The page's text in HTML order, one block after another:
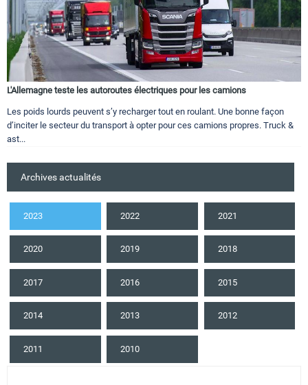
L'Allemagne teste les autoroutes électriques pour les camions
Les poids lourds peuvent s’y recharger tout en roulant. Une bonne façon
d’inciter le secteur du transport à opter pour ces camions propres. Truck &
ast...
Archives actualités
2023 2022 2021
2020 2019 2018
2017 2016 2015
2014 2013 2012
2011 2010